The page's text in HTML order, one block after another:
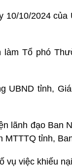
10/10/2024
làm Tổ phó
UBND tỉnh,
lãnh đạo Ban
tỉnh,
vụ việc khiếu